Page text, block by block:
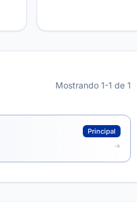
Mostrando 1-1 de 1
Principal